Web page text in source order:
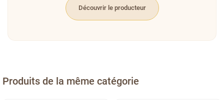
Découvrir le producteur
Produits de la même catégorie